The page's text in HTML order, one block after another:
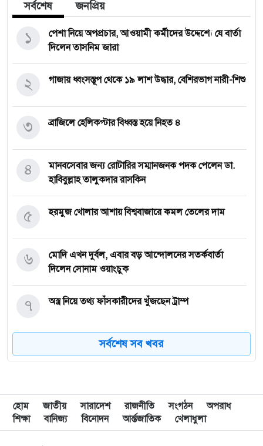
সর্বশেষ জনপ্রিয়
পেশা নিয়ে অপপ্রচার, আওয়ামী কর্মীদের উদ্দেশ্যে যে বার্তা
দিলেন তাসনিম জারা
১
গাজায় ধ্বংসস্তূপ থেকে ১৯ লাশ উদ্ধার, বেশিরভাগ নারী-শিশু
২
ব্রাজিলে হেলিকপ্টার বিধ্বস্ত হয়ে নিহত ৪
৩
মানবসেবার জন্য রোটারির সম্মানজনক পদক পেলেন ডা.
হাবিবুল্লাহ তালুকদার রাসকিন
৪
হরমুজ খোলার আশায় বিশ্ববাজারে কমল তেলের দাম
৫
মোদি এখন দুর্বল, এবার বড় আন্দোলনের সতর্কবার্তা
দিলেন সোনাম ওয়াংচুক
৬
অস্ত্র নিয়ে তথ্য ফাঁসকারীদের খুঁজছেন ট্রাম্প
৭
দেশে স্বর্ণের দামে বড় লাফ
নিহত ৮
৯
রাষ্ট্রপতি নির্বাচন ইসির সাংবিধানিক এখতিয়ার: সালাহউদ্দিন
১০
সর্বশেষ সব খবর
হোম জাতীয় সারাদেশ রাজনীতি সংগঠন
অপরাধ
শিক্ষা
বানিজ্য বিনোদন আর্ন্তজাতিক খেলাধুলা